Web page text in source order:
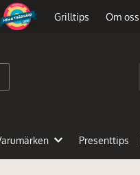
Grilltips Om oss
Presenttips